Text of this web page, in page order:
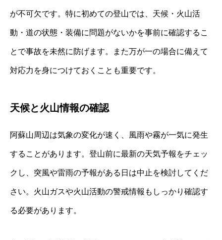
が不可欠です。特に初めての登山では、天候・火山活
動・道の状態・装備に問題がないかを事前に確認するこ
とで事故を未然に防げます。また万が一の場合に備えて
対応力を身につけておくことも重要です。
天候と火山情報の確認
阿蘇山周辺は気象の変化が速く、風雨や霧が一気に発生
することがあります。登山前に最新の天気予報をチェッ
クし、突風や雷雨の予報がある日は中止を検討してくだ
さい。火山ガスや火山活動の警戒情報もしっかり確認す
る必要があります。